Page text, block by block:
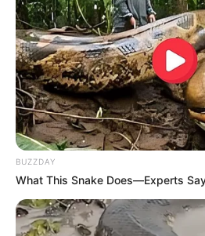
BUZZDAY
What This Snake Does—Experts